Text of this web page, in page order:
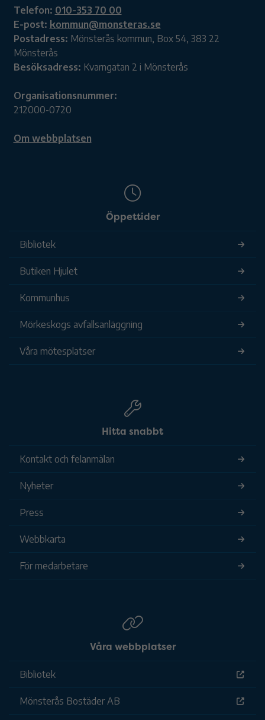
Telefon: 010-353 70 00
E-post: kommun@monsteras.se
Postadress: Mönsterås kommun, Box 54, 383 22
Mönsterås
Besöksadress: Kvarngatan 2 i Mönsterås
Organisationsnummer:
212000-0720
Om webbplatsen
Öppettider
Bibliotek
Butiken Hjulet
Kommunhus
Mörkeskogs avfallsanläggning
Våra mötesplatser
Hitta snabbt
Kontakt och felanmälan
Nyheter
Press
Webbkarta
För medarbetare
Våra webbplatser
Bibliotek
Mönsterås Bostäder AB